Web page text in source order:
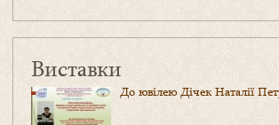
Виставки
До ювілею Дічек Наталії